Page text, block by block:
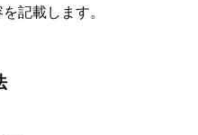
記載します。